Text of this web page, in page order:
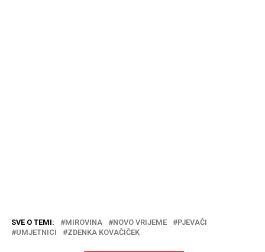
SVE O TEMI: MIROVINA NOVO VRIJEME
PJEVAČI
UMJETNICI
ZDENKA KOVAČIČEK